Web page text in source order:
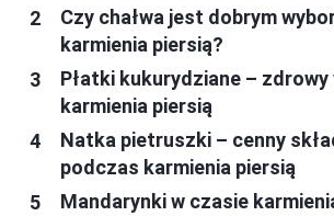
Czy chałwa jest dobrym
karmienia piersią?
Płatki kukurydziane –
karmienia piersią
Natka pietruszki – cenny
podczas karmienia piersią
Mandarynki w czasie